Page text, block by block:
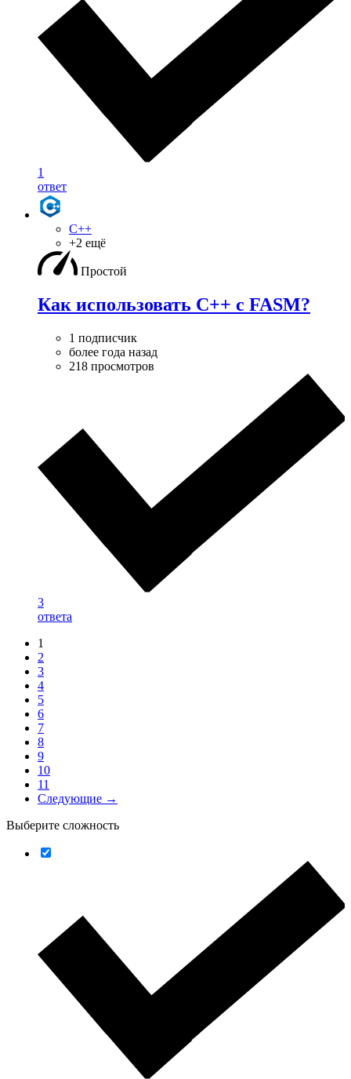
1
ответ
C++
+2 ещё
Простой
Как использовать C++ с FASM?
1 подписчик
более года назад
218 просмотров
3
ответа
1
2
3
4
5
6
7
8
9
10
11
Следующие →
Выберите сложность